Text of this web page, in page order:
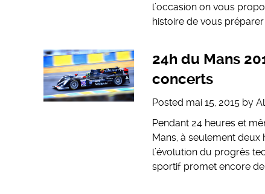
l’occasion on vous
histoire de vous
24h du Mans
concerts
Posted mai 15, 2015 by
Pendant 24 heures et
Mans, à seulement deux
l’évolution du progrès
sportif promet encore